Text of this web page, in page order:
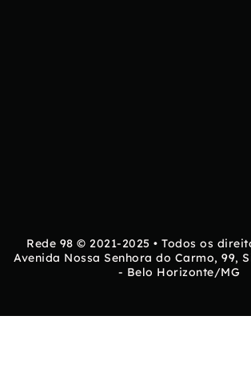
Rede 98 © 2021-2025 • Todos os
Avenida Nossa Senhora do Carmo, 99,
- Belo Horizonte/MG